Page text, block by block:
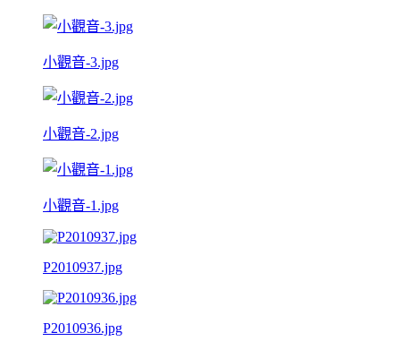
小觀音-3.jpg
小觀音-2.jpg
小觀音-1.jpg
P2010937.jpg
P2010936.jpg